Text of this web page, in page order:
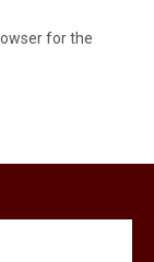
for the